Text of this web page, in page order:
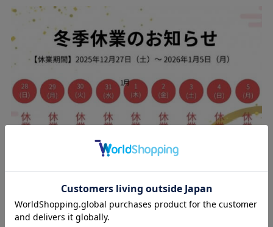
ウエストの2本タックと後ろダーツが、お腹まわりからヒップま
でやさしく包み込み、美しいシルエットを演出。ラクなのにきち
んと見える一本です。
25.12.09
年末年始に伴う休業のお知らせ（2025-2026）